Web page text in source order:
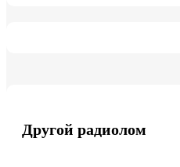
Другой радиолом